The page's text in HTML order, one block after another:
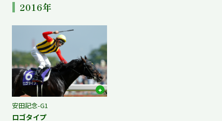
2016年
安田記念-G1
ロゴタイプ